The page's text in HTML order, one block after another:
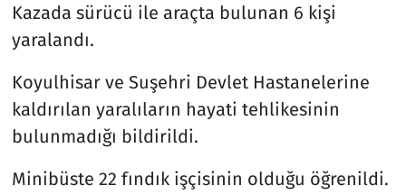
Kazada sürücü ile araçta bulunan 6 kişi
yaralandı.
Koyulhisar ve Suşehri Devlet Hastanelerine
kaldırılan yaralıların hayati tehlikesinin
bulunmadığı bildirildi.
Minibüste 22 fındık işçisinin olduğu öğrenildi.